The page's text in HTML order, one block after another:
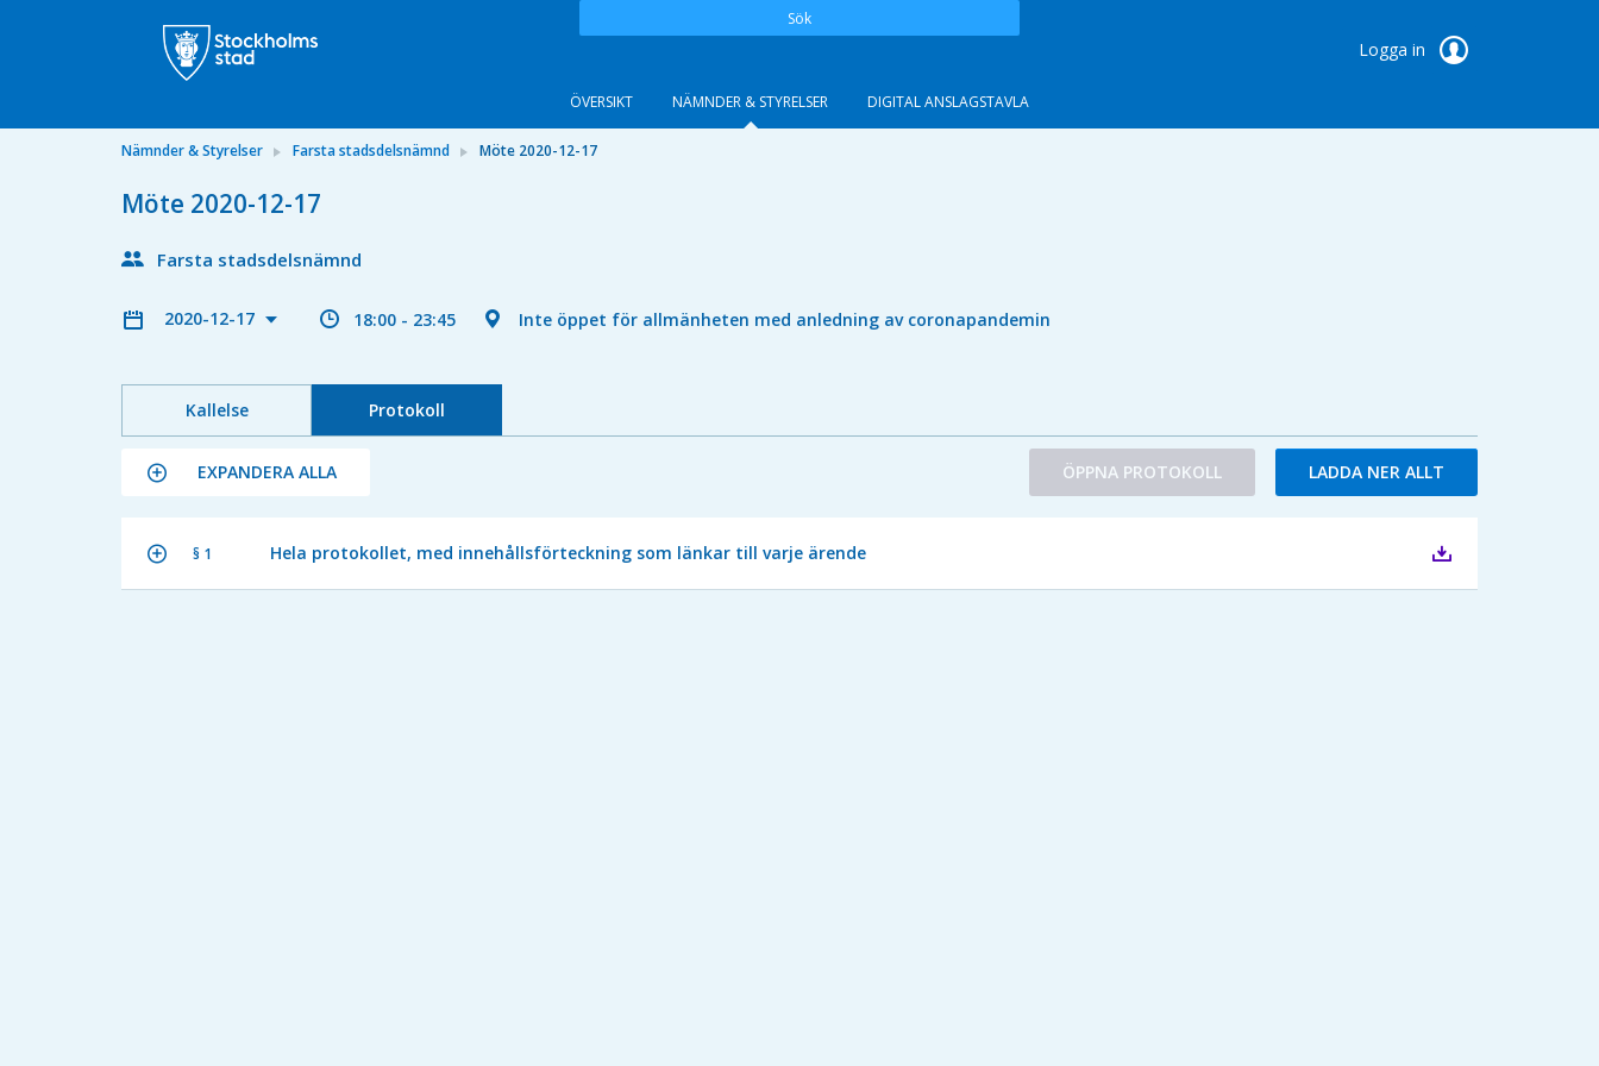
Sök
Logga in
ÖVERSIKT NÄMNDER & STYRELSER DIGITAL ANSLAGSTAVLA
Nämnder & Styrelser Farsta stadsdelsnämnd Möte 2020-12-17
Möte 2020-12-17
Farsta stadsdelsnämnd
2020-12-17 18:00 - 23:45 Inte öppet för allmänheten med anledning av coronapandemin
Kallelse Protokoll
EXPANDERA ALLA ÖPPNA PROTOKOLL LADDA NER ALLT
§ 1 Hela protokollet, med innehållsförteckning som länkar till varje ärende